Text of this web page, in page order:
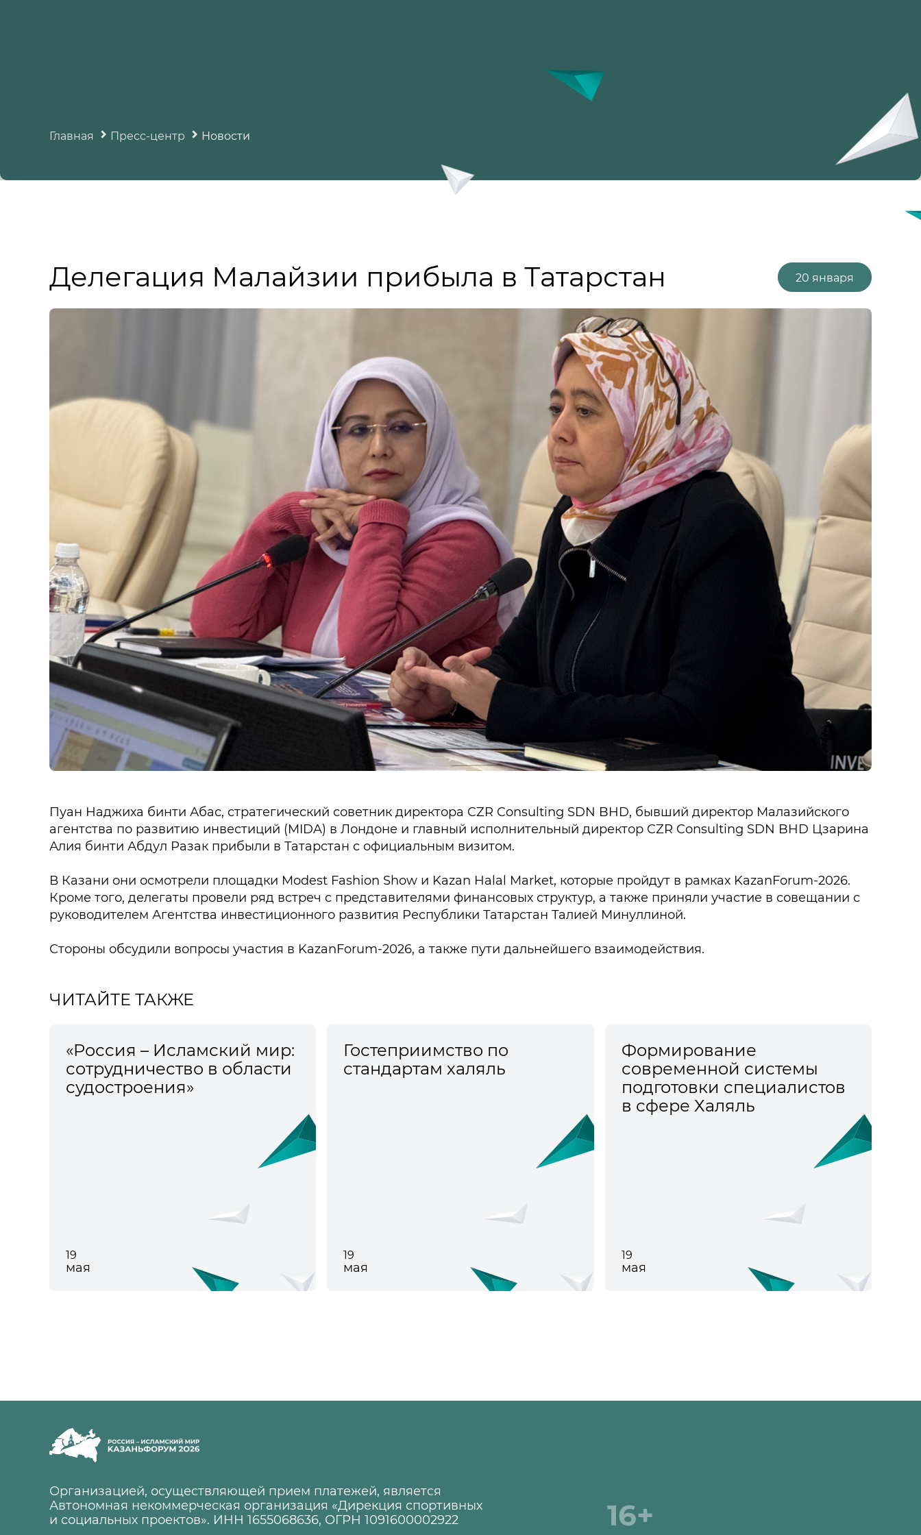
Главная Пресс-центр Новости
Делегация Малайзии прибыла в Татарстан 20 января
Пуан Наджиха бинти Абас, стратегический советник директора CZR Consulting SDN BHD, бывший директор Малазийского
агентства по развитию инвестиций (MIDA) в Лондоне и главный исполнительный директор CZR Consulting SDN BHD Цзарина
Алия бинти Абдул Разак прибыли в Татарстан с официальным визитом.
В Казани они осмотрели площадки Modest Fashion Show и Kazan Halal Market, которые пройдут в рамках KazanForum-2026.
Кроме того, делегаты провели ряд встреч с представителями финансовых структур, а также приняли участие в совещании с
руководителем Агентства инвестиционного развития Республики Татарстан Талией Минуллиной.
Стороны обсудили вопросы участия в KazanForum-2026, а также пути дальнейшего взаимодействия.
ЧИТАЙТЕ ТАКЖЕ
«Россия – Исламский мир:
сотрудничество в области
судостроения»
19
мая
Гостеприимство по
стандартам халяль
19
мая
Формирование
современной системы
подготовки специалистов
в сфере Халяль
19
мая
Организацией, осуществляющей прием платежей, является
Автономная некоммерческая организация «Дирекция спортивных
и социальных проектов». ИНН 1655068636, ОГРН 1091600002922
16+